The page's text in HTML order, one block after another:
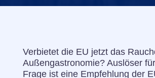
Verbietet die EU jetzt das
Außengastronomie? Auslöser
Frage ist eine Empfehlung der